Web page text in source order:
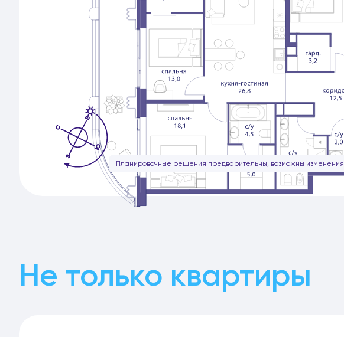
Планировочные решения предварительны, возможны изменения
Не только квартиры